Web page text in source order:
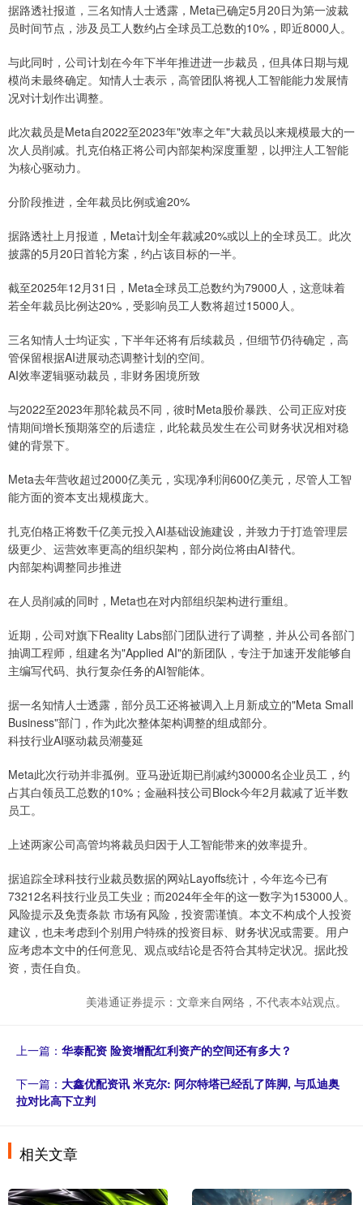
据路透社报道，三名知情人士透露，Meta已确定5月20日为第一波裁
员时间节点，涉及员工人数约占全球员工总数的10%，即近8000人。
与此同时，公司计划在今年下半年推进进一步裁员，但具体日期与规
模尚未最终确定。知情人士表示，高管团队将视人工智能能力发展情
况对计划作出调整。
此次裁员是Meta自2022至2023年"效率之年"大裁员以来规模最大的一
次人员削减。扎克伯格正将公司内部架构深度重塑，以押注人工智能
为核心驱动力。
分阶段推进，全年裁员比例或逾20%
据路透社上月报道，Meta计划全年裁减20%或以上的全球员工。此次
披露的5月20日首轮方案，约占该目标的一半。
截至2025年12月31日，Meta全球员工总数约为79000人，这意味着
若全年裁员比例达20%，受影响员工人数将超过15000人。
三名知情人士均证实，下半年还将有后续裁员，但细节仍待确定，高
管保留根据AI进展动态调整计划的空间。
AI效率逻辑驱动裁员，非财务困境所致
与2022至2023年那轮裁员不同，彼时Meta股价暴跌、公司正应对疫
情期间增长预期落空的后遗症，此轮裁员发生在公司财务状况相对稳
健的背景下。
Meta去年营收超过2000亿美元，实现净利润600亿美元，尽管人工智
能方面的资本支出规模庞大。
扎克伯格正将数千亿美元投入AI基础设施建设，并致力于打造管理层
级更少、运营效率更高的组织架构，部分岗位将由AI替代。
内部架构调整同步推进
在人员削减的同时，Meta也在对内部组织架构进行重组。
近期，公司对旗下Reality Labs部门团队进行了调整，并从公司各部门
抽调工程师，组建名为"Applied AI"的新团队，专注于加速开发能够自
主编写代码、执行复杂任务的AI智能体。
据一名知情人士透露，部分员工还将被调入上月新成立的"Meta Small
Business"部门，作为此次整体架构调整的组成部分。
科技行业AI驱动裁员潮蔓延
Meta此次行动并非孤例。亚马逊近期已削减约30000名企业员工，约
占其白领员工总数的10%；金融科技公司Block今年2月裁减了近半数
员工。
上述两家公司高管均将裁员归因于人工智能带来的效率提升。
据追踪全球科技行业裁员数据的网站Layoffs统计，今年迄今已有
73212名科技行业员工失业；而2024年全年的这一数字为153000人。
风险提示及免责条款 市场有风险，投资需谨慎。本文不构成个人投资
建议，也未考虑到个别用户特殊的投资目标、财务状况或需要。用户
应考虑本文中的任何意见、观点或结论是否符合其特定状况。据此投
资，责任自负。
美港通证券提示：文章来自网络，不代表本站观点。
上一篇： 华泰配资 险资增配红利资产的空间还有多大？
下一篇： 大鑫优配资讯 米克尔: 阿尔特塔已经乱了阵脚, 与瓜迪奥
拉对比高下立判
相关文章